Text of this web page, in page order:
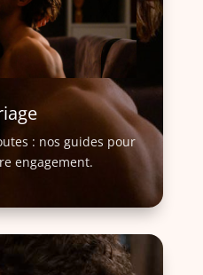
: nos guides pour
engagement.